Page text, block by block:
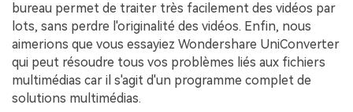
bureau permet de traiter très facilement des vidéos par
lots, sans perdre l'originalité des vidéos. Enfin, nous
aimerions que vous essayiez Wondershare UniConverter
qui peut résoudre tous vos problèmes liés aux fichiers
multimédias car il s'agit d'un programme complet de
solutions multimédias.